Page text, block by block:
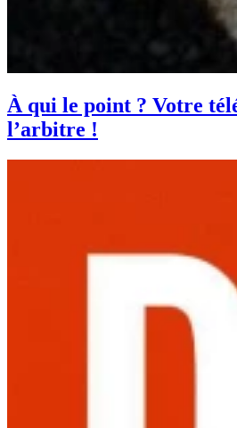
À qui le point ? Votre
l’arbitre !